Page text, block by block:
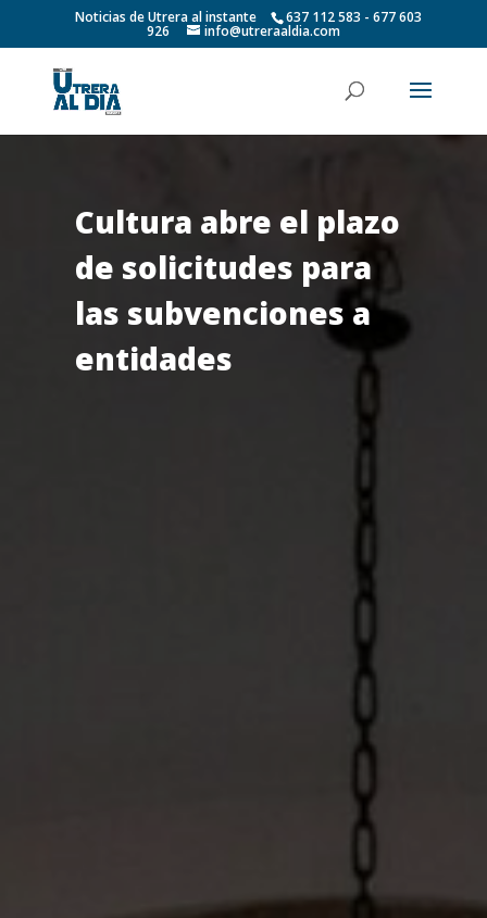
Noticias de Utrera al instante 637 112 583 - 677 603
926 info@utreraaldia.com
Cultura abre el plazo
de solicitudes para
las subvenciones a
entidades